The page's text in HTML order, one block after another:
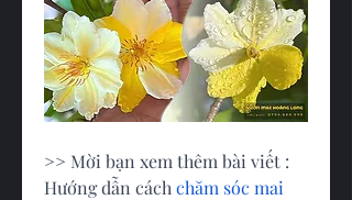
>> Mời bạn xem thêm bài viết :
Hướng dẫn cách chăm sóc mai